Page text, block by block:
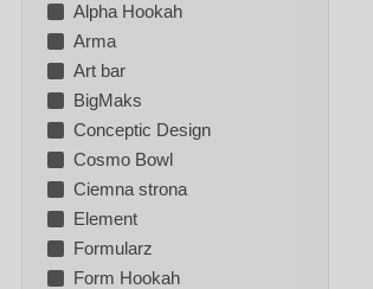
Alpha Hookah
Arma
Art bar
BigMaks
Conceptic Design
Cosmo Bowl
Ciemna strona
Element
Formularz
Form Hookah